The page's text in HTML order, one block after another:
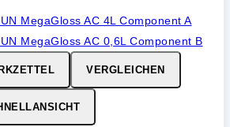
VERGLEICHEN